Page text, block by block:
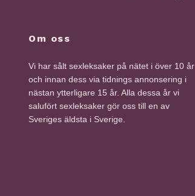
Om oss
Vi har sålt sexleksaker på nätet i över 10 år
och innan dess via tidnings annonsering i
nästan ytterligare 15 år. Alla dessa år vi
salufört sexleksaker gör oss till en av
Sveriges äldsta i Sverige.